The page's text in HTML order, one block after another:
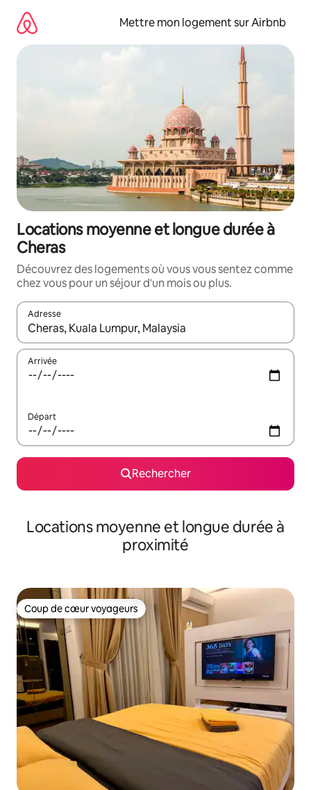
directement
contenu
Mettre mon logement sur Airbnb
Locations moyenne et longue durée à
Cheras
Découvrez des logements où vous vous sentez comme
chez vous pour un séjour d'un mois ou plus.
Adresse
Lorsque les résultats s'affichent, utilisez les flèches vers le
Arrivée
Départ
Rechercher
Locations moyenne et longue durée à
proximité
Coup de cœur voyageurs
Coup de cœur voyageurs